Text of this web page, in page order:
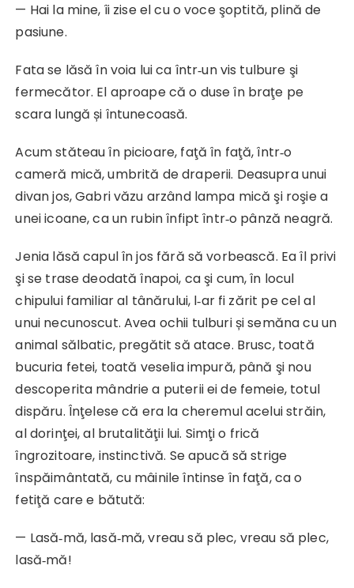
— Hai la mine, îi zise el cu o voce şoptită, plină de
pasiune.
Fata se lăsă în voia lui ca într‑un vis tulbure şi
fermecător. El aproape că o duse în braţe pe
scara lungă și întunecoasă.
Acum stăteau în picioare, faţă în faţă, într‑o
cameră mică, umbrită de draperii. Deasupra unui
divan jos, Gabri văzu arzând lampa mică şi roşie a
unei icoane, ca un rubin înfipt într‑o pânză neagră.
Jenia lăsă capul în jos fără să vorbească. Ea îl privi
şi se trase deodată înapoi, ca şi cum, în locul
chipului familiar al tânărului, l‑ar fi zărit pe cel al
unui necunoscut. Avea ochii tulburi și semăna cu un
animal sălbatic, pregătit să atace. Brusc, toată
bucuria fetei, toată veselia impură, până şi nou
descoperita mândrie a puterii ei de femeie, totul
dispăru. Înţelese că era la cheremul acelui străin,
al dorinţei, al brutalităţii lui. Simţi o frică
îngrozitoare, instinc­tivă. Se apucă să strige
înspăimântată, cu mâinile întinse în faţă, ca o
fetiţă care e bătută:
— Lasă‑mă, lasă‑mă, vreau să plec, vreau să plec,
lasă‑mă!